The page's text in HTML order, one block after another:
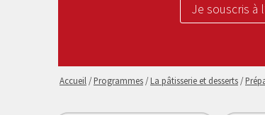
Je souscris à
Accueil /Programmes /La pâtisserie et desserts /